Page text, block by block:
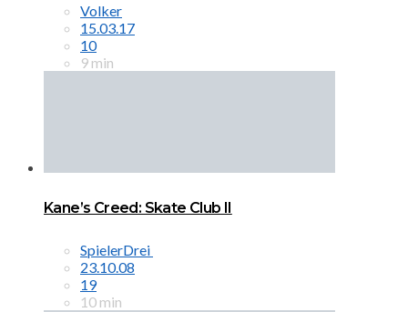
Volker
15.03.17
10
9 min
Kane’s Creed: Skate Club II
SpielerDrei
23.10.08
19
10 min